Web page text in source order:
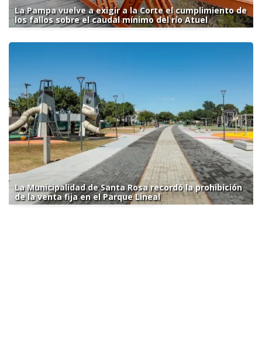
La Pampa vuelve a exigir a la Corte el cumplimiento de
los fallos sobre el caudal mínimo del río Atuel
La Municipalidad de Santa Rosa recordó la prohibición
de la venta fija en el Parque Lineal